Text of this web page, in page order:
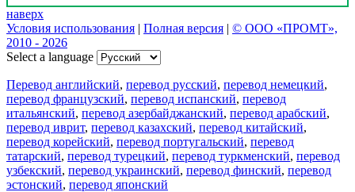
наверх
Условия использования | Полная версия | © ООО «ПРОМТ»,
2010 - 2026
Select a language
Перевод английский, перевод русский, перевод немецкий,
перевод французский, перевод испанский, перевод
итальянский, перевод азербайджанский, перевод арабский,
перевод иврит, перевод казахский, перевод китайский,
перевод корейский, перевод португальский, перевод
татарский, перевод турецкий, перевод туркменский, перевод
узбекский, перевод украинский, перевод финский, перевод
эстонский, перевод японский